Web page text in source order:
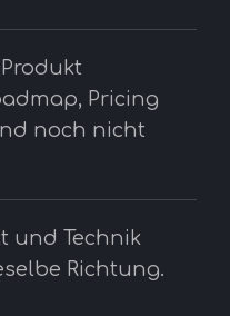
Pricing
noch nicht
und Technik
Richtung.